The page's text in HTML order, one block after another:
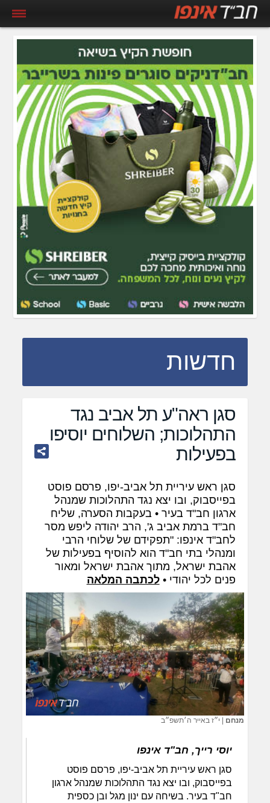
חדשות
סגן ראה"ע תל אביב נגד
התהלוכות; השלוחים יוסיפו
בפעילות
סגן ראש עיריית תל אביב-יפו, פרסם פוסט
בפייסבוק, ובו יצא נגד התהלוכות שמנהל
ארגון חב"ד בעיר • בעקבות הסערה, שליח
חב"ד ברמת אביב ג', הרב יהודה ליפש מסר
לחב"ד אינפו: "תפקידם של שלוחי הרבי
ומנהלי בתי חב"ד הוא להוסיף בפעילות של
אהבת ישראל, מתוך אהבת ישראל ומאור
פנים לכל יהודי •לכתבה המלאה
מנחם | י״ז באייר ה׳תשפ״ב
יוסי רייך, חב"ד אינפו
סגן ראש עיריית תל אביב-יפו, פרסם פוסט
בפייסבוק, ובו יצא נגד התהלוכות שמנהל ארגון
חב"ד בעיר. בשיחה עם ינון מגל ובן כספית